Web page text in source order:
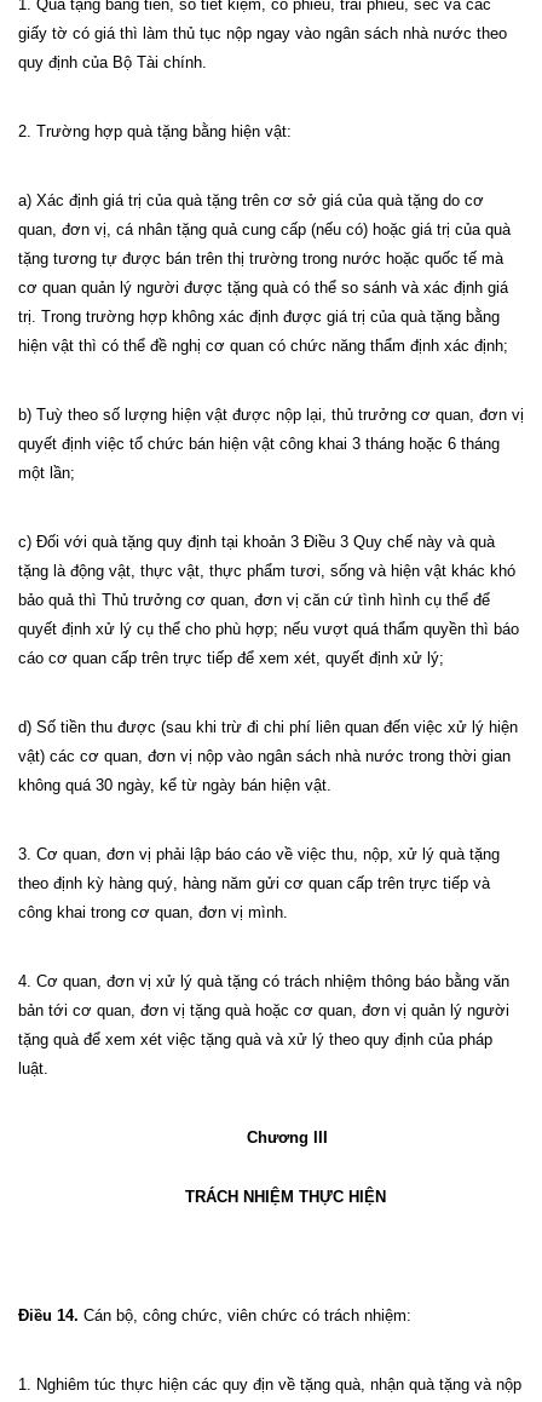
1. Quà tặng bằng tiền, sổ tiết kiệm, cổ phiếu, trái phiếu, séc và các
giấy tờ có giá thì làm thủ tục nộp ngay vào ngân sách nhà nước theo
quy định của Bộ Tài chính.
2. Trường hợp quà tặng bằng hiện vật:
a) Xác định giá trị của quà tặng trên cơ sở giá của quà tặng do cơ
quan, đơn vị, cá nhân tặng quả cung cấp (nếu có) hoặc giá trị của quà
tặng tương tự được bán trên thị trường trong nước hoặc quốc tế mà
cơ quan quản lý người được tặng quà có thể so sánh và xác định giá
trị. Trong trường hợp không xác định được giá trị của quà tặng bằng
hiện vật thì có thể đề nghị cơ quan có chức năng thẩm định xác định;
b) Tuỳ theo số lượng hiện vật được nộp lại, thủ trưởng cơ quan, đơn vị
quyết định việc tổ chức bán hiện vật công khai 3 tháng hoặc 6 tháng
một lần;
c) Đối với quà tặng quy định tại khoản 3 Điều 3 Quy chế này và quà
tặng là động vật, thực vật, thực phẩm tươi, sống và hiện vật khác khó
bảo quả thì Thủ trưởng cơ quan, đơn vị căn cứ tình hình cụ thể để
quyết định xử lý cụ thể cho phù hợp; nếu vượt quá thẩm quyền thì báo
cáo cơ quan cấp trên trực tiếp để xem xét, quyết định xử lý;
d) Số tiền thu được (sau khi trừ đi chi phí liên quan đến việc xử lý hiện
vật) các cơ quan, đơn vị nộp vào ngân sách nhà nước trong thời gian
không quá 30 ngày, kể từ ngày bán hiện vật.
3. Cơ quan, đơn vị phải lập báo cáo về việc thu, nộp, xử lý quà tặng
theo định kỳ hàng quý, hàng năm gửi cơ quan cấp trên trực tiếp và
công khai trong cơ quan, đơn vị mình.
4. Cơ quan, đơn vị xử lý quà tặng có trách nhiệm thông báo bằng văn
bản tới cơ quan, đơn vị tặng quà hoặc cơ quan, đơn vị quản lý người
tặng quà để xem xét việc tặng quà và xử lý theo quy định của pháp
luật.
Chương III
TRÁCH NHIỆM THỰC HIỆN
Điều 14. Cán bộ, công chức, viên chức có trách nhiệm:
1. Nghiêm túc thực hiện các quy địn về tặng quà, nhận quà tặng và nộp